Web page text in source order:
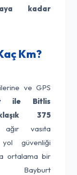
kadar
Km?
ve GPS
ile Bitlis
375
vasıta
yol güvenliği
ortalama bir
Bayburt